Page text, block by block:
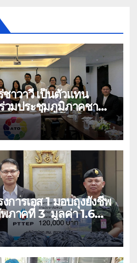
ชาวาวี เป็นตัวแทน
วมประชุมภูมิภาคชา
2026 ที่อินโดนีเซีย
ตสาหกรรมชา
มท้าทายโลก
การเอส 1 มอบถุงยังชีพ
ภาคที่ 3 มูลค่า 1.6